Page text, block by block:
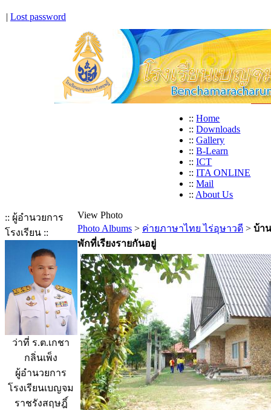
| Lost password
:: Home
:: Downloads
:: Gallery
:: B-Learn
:: ICT
:: ITA ONLINE
:: Mail
:: About Us
:: ผู้อำนวยการ
โรงเรียน ::
ว่าที่ ร.ต.เกชา
กลิ่นเพ็ง
ผู้อำนวยการ
โรงเรียนเบญจม
ราชรังสฤษฎิ์
View Photo
Photo Albums > ค่ายภาษาไทย ไร่อุษาวดี > บ้าน
พักที่เรียงรายกันอยู่